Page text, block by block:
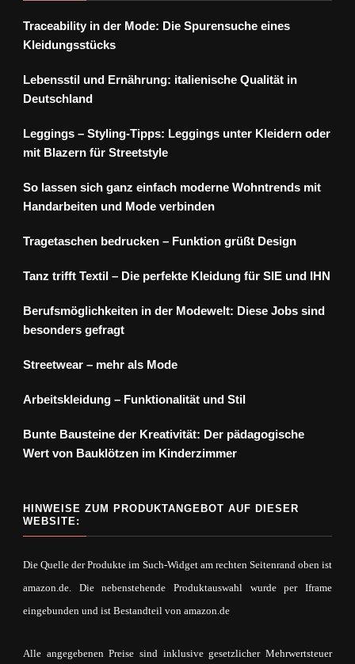
Traceability in der Mode: Die Spurensuche eines
Kleidungsstücks
Lebensstil und Ernährung: italienische Qualität in
Deutschland
Leggings – Styling-Tipps: Leggings unter Kleidern oder
mit Blazern für Streetstyle
So lassen sich ganz einfach moderne Wohntrends mit
Handarbeiten und Mode verbinden
Tragetaschen bedrucken – Funktion grüßt Design
Tanz trifft Textil – Die perfekte Kleidung für SIE und IHN
Berufsmöglichkeiten in der Modewelt: Diese Jobs sind
besonders gefragt
Streetwear – mehr als Mode
Arbeitskleidung – Funktionalität und Stil
Bunte Bausteine der Kreativität: Der pädagogische
Wert von Bauklötzen im Kinderzimmer
HINWEISE ZUM PRODUKTANGEBOT AUF DIESER
WEBSITE:
Die Quelle der Produkte im Such-Widget am rechten Seitenrand oben ist
amazon.de. Die nebenstehende Produktauswahl wurde per Iframe
eingebunden und ist Bestandteil von amazon.de
Alle angegebenen Preise sind inklusive gesetzlicher Mehrwertsteuer